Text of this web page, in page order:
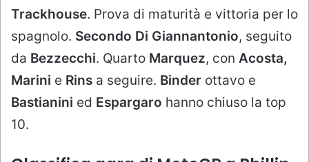
Trackhouse. Prova di maturità e vittoria per lo
spagnolo. Secondo Di Giannantonio, seguito
da Bezzecchi. Quarto Marquez, con Acosta,
Marini e Rins a seguire. Binder ottavo e
Bastianini ed Espargaro hanno chiuso la top
10.